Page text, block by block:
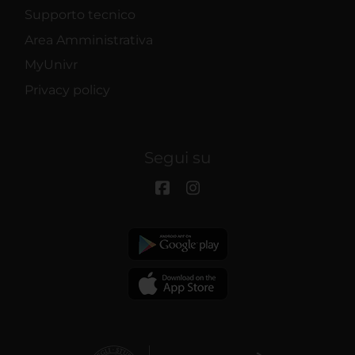
Supporto tecnico
Area Amministrativa
MyUnivr
Privacy policy
Segui su